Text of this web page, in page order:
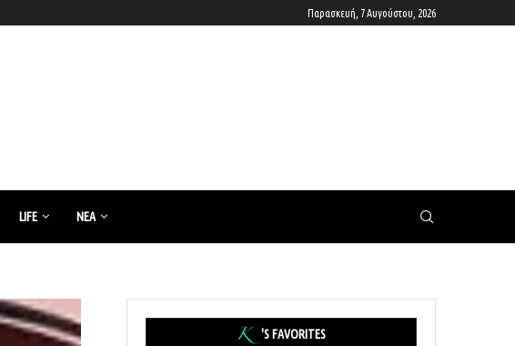
Παρασκευή, 7 Αυγούστου, 2026
LIFE ΝΈΑ
'S FAVORITES